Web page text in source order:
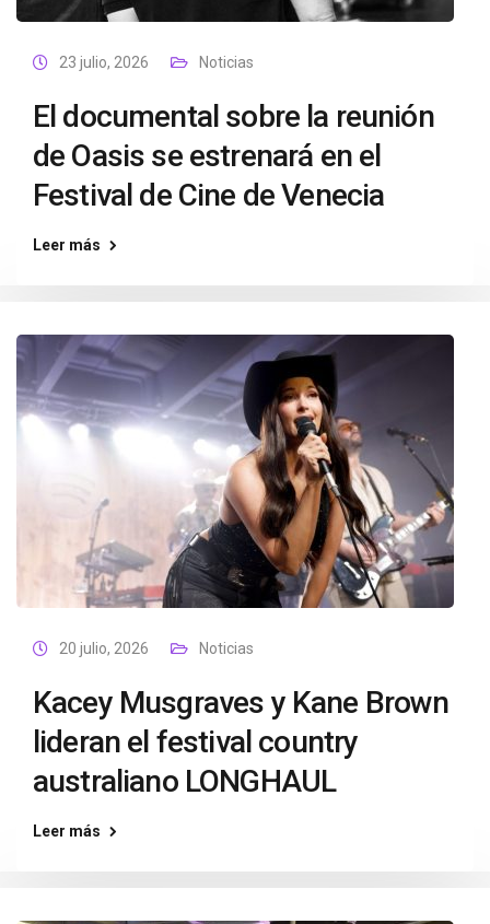
23 julio, 2026 Noticias
El documental sobre la reunión
de Oasis se estrenará en el
Festival de Cine de Venecia
Leer más
20 julio, 2026 Noticias
Kacey Musgraves y Kane Brown
lideran el festival country
australiano LONGHAUL
Leer más